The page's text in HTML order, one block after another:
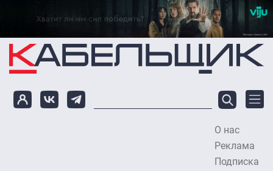
Перейти к основному содержанию
О нас
Реклама
Подписка